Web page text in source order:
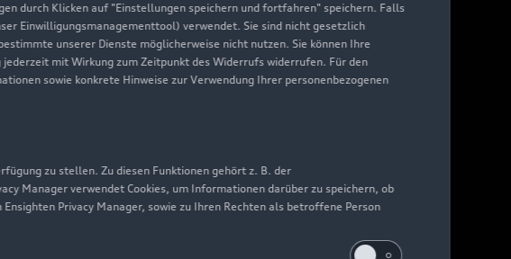
durch Klicken auf "Einstellungen speichern und fortfahren" speichern. Falls
Einwilligungsmanagementtool) verwendet. Sie sind nicht gesetzlich
unserer Dienste möglicherweise nicht nutzen. Sie können Ihre
mit Wirkung zum Zeitpunkt des Widerrufs widerrufen. Für den
sowie konkrete Hinweise zur Verwendung Ihrer personenbezogenen
zu stellen. Zu diesen Funktionen gehört z. B. der
Manager verwendet Cookies, um Informationen darüber zu speichern, ob
Privacy Manager, sowie zu Ihren Rechten als betroffene Person